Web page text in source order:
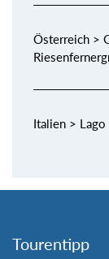
Österreich >
Italien >
Tourentipp